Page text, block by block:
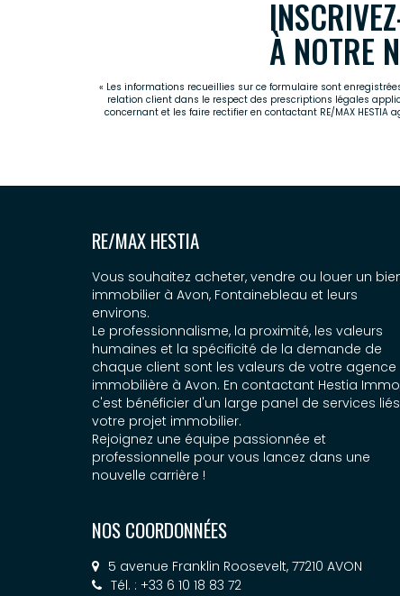
À NOTRE
« Les informations recueillies sur ce formulaire sont
relation client dans le respect des prescriptions légales
concernant et les faire rectifier en contactant RE/MAX
RE/MAX HESTIA
Vous souhaitez acheter, vendre ou louer un
immobilier à Avon, Fontainebleau et leurs
environs.
Le professionnalisme, la proximité, les valeurs
humaines et la spécificité de la demande de
chaque client sont les valeurs de votre agence
immobilière à Avon. En contactant Hestia
c'est bénéficier d'un large panel de services
votre projet immobilier.
Rejoignez une équipe passionnée et
professionnelle pour vous lancez dans une
nouvelle carrière !
NOS COORDONNÉES
5 avenue Franklin Roosevelt, 77210 AVON
Tél. : +33 6 10 18 83 72